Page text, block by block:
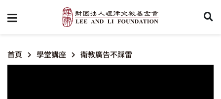
首頁 學堂講座 衛教廣告不踩雷